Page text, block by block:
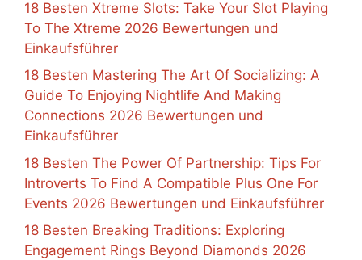
18 Besten Xtreme Slots: Take Your Slot Playing
To The Xtreme 2026 Bewertungen und
Einkaufsführer
18 Besten Mastering The Art Of Socializing: A
Guide To Enjoying Nightlife And Making
Connections 2026 Bewertungen und
Einkaufsführer
18 Besten The Power Of Partnership: Tips For
Introverts To Find A Compatible Plus One For
Events 2026 Bewertungen und Einkaufsführer
18 Besten Breaking Traditions: Exploring
Engagement Rings Beyond Diamonds 2026